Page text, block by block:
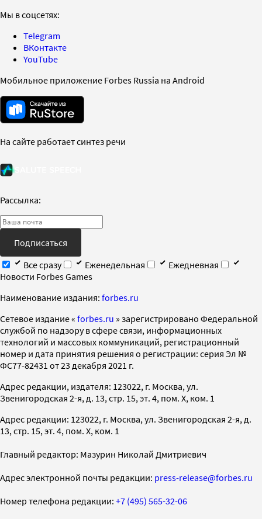
Мы в соцсетях:
Telegram
ВКонтакте
YouTube
Мобильное приложение Forbes Russia на Android
На сайте работает синтез речи
Рассылка:
Подписаться
Все сразу
Еженедельная
Ежедневная
Новости Forbes Games
Наименование издания: forbes.ru
Cетевое издание « forbes.ru » зарегистрировано Федеральной
службой по надзору в сфере связи, информационных
технологий и массовых коммуникаций, регистрационный
номер и дата принятия решения о регистрации: серия Эл №
ФС77-82431 от 23 декабря 2021 г.
Адрес редакции, издателя: 123022, г. Москва, ул.
Звенигородская 2-я, д. 13, стр. 15, эт. 4, пом. X, ком. 1
Адрес редакции: 123022, г. Москва, ул. Звенигородская 2-я, д.
13, стр. 15, эт. 4, пом. X, ком. 1
Главный редактор: Мазурин Николай Дмитриевич
Адрес электронной почты редакции: press-release@forbes.ru
Номер телефона редакции: +7 (495) 565-32-06